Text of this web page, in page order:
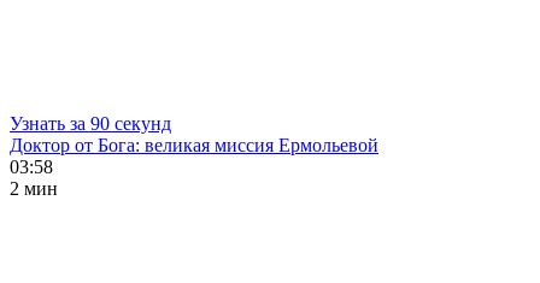
Узнать за 90 секунд
Доктор от Бога: великая миссия Ермольевой
03:58
2 мин